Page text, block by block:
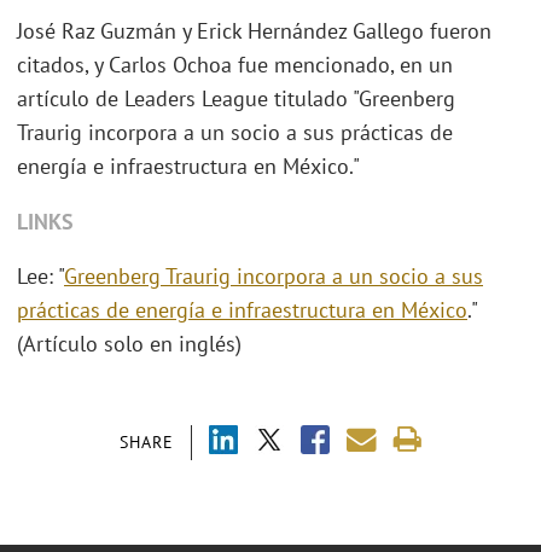
SHARE
José Raz Guzmán y Erick Hernández Gallego fueron
citados, y Carlos Ochoa fue mencionado, en un
artículo de Leaders League titulado "Greenberg
Traurig incorpora a un socio a sus prácticas de
energía e infraestructura en México."
LINKS
Lee: "Greenberg Traurig incorpora a un socio a sus
prácticas de energía e infraestructura en México."
(Artículo solo en inglés)